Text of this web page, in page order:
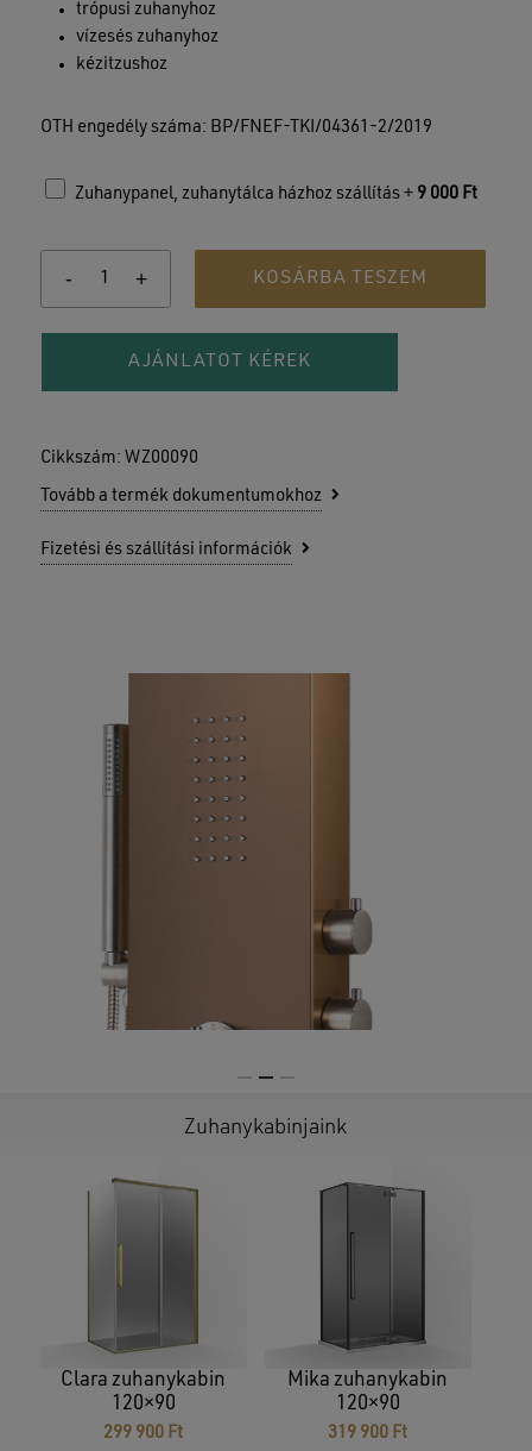
trópusi zuhanyhoz
vízesés zuhanyhoz
kézitzushoz
OTH engedély száma: BP/FNEF-TKI/04361-2/2019
Zuhanypanel, zuhanytálca házhoz szállítás + 9 000 Ft
KOSÁRBA TESZEM
AJÁNLATOT KÉREK
Cikkszám: WZ00090
Tovább a termék dokumentumokhoz
Fizetési és szállítási információk
Zuhanykabinjaink
Clara zuhanykabin
120×90
299 900 Ft
Mika zuhanykabin
120×90
319 900 Ft